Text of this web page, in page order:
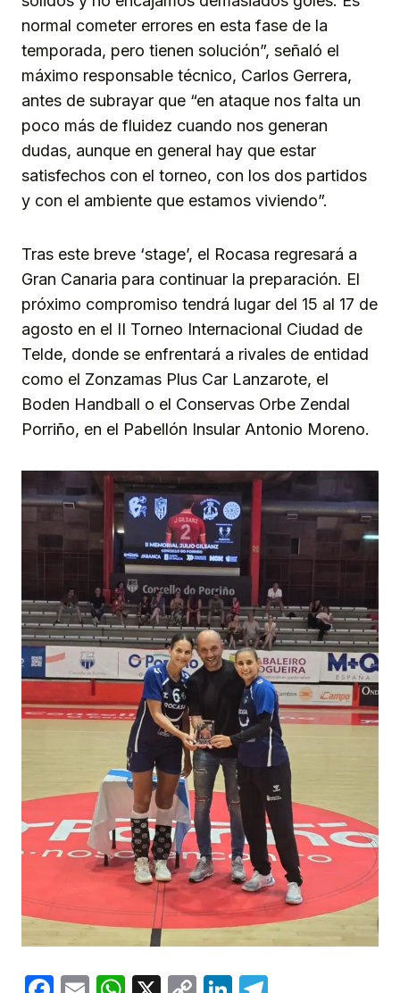
normal cometer errores en esta fase de la
temporada, pero tienen solución”, señaló el
máximo responsable técnico, Carlos Gerrera,
antes de subrayar que “en ataque nos falta un
poco más de fluidez cuando nos generan
dudas, aunque en general hay que estar
satisfechos con el torneo, con los dos partidos
y con el ambiente que estamos viviendo”.
Tras este breve ‘stage’, el Rocasa regresará a
Gran Canaria para continuar la preparación. El
próximo compromiso tendrá lugar del 15 al 17 de
agosto en el II Torneo Internacional Ciudad de
Telde, donde se enfrentará a rivales de entidad
como el Zonzamas Plus Car Lanzarote, el
Boden Handball o el Conservas Orbe Zendal
Porriño, en el Pabellón Insular Antonio Moreno.